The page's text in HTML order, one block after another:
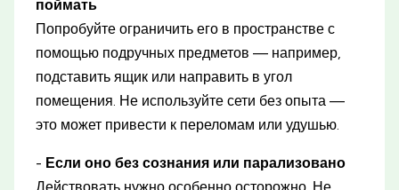
поймать
Попробуйте ограничить его в пространстве с
помощью подручных предметов — например,
подставить ящик или направить в угол
помещения. Не используйте сети без опыта —
это может привести к переломам или удушью.
- Если оно без сознания или парализовано
Действовать нужно особенно осторожно. Не